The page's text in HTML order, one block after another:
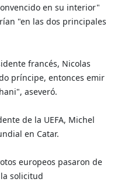
en su interior"
"en las dos principales
francés, Nicolas
príncipe, entonces emir
aseveró.
de la UEFA, Michel
en Catar.
europeos pasaron de
la solicitud